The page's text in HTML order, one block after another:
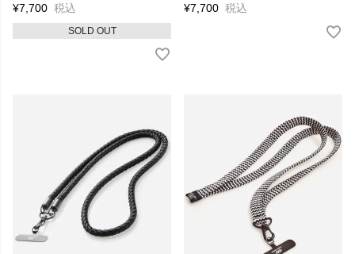
¥7,700 税込
SOLD OUT
¥7,700 税込